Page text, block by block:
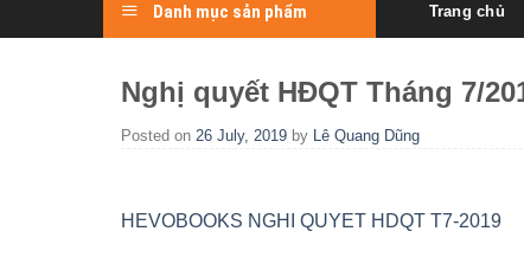
Danh mục sản phẩm Trang chủ
Nghị quyết HĐQT Tháng 7/
Posted on 26 July, 2019 by Lê Quang Dũng
HEVOBOOKS NGHI QUYET HDQT T7-2019